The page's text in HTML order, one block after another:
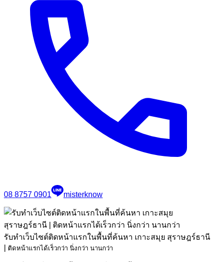
08 8757 0901 misterknow
รับทำเว็บไซต์ติดหน้าแรกในพื้นที่ค้นหา เกาะสมุย สุราษฎร์ธานี
ติดหน้าแรกได้เร็วกว่า นิ่งกว่า นานกว่า